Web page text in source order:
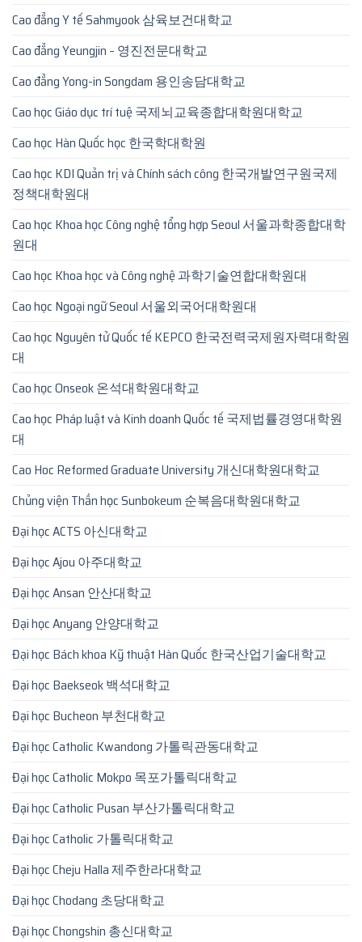
Cao đẳng Y tế Sahmyook 삼육보건대학교
Cao đẳng Yeungjin – 영진전문대학교
Cao đẳng Yong-in Songdam 용인송담대학교
Cao học Giáo dục trí tuệ 국제뇌교육종합대학원대학교
Cao học Hàn Quốc học 한국학대학원
Cao học KDI Quản trị và Chính sách công 한국개발연구원국제
정책대학원대
Cao học Khoa học Công nghệ tổng hợp Seoul 서울과학종합대학
원대
Cao học Khoa học và Công nghệ 과학기술연합대학원대
Cao học Ngoại ngữ Seoul 서울외국어대학원대
Cao học Nguyên tử Quốc tế KEPCO 한국전력국제원자력대학원
대
Cao học Onseok 온석대학원대학교
Cao học Pháp luật và Kinh doanh Quốc tế 국제법률경영대학원
대
Cao Hoc Reformed Graduate University 개신대학원대학교
Chủng viện Thần học Sunbokeum 순복음대학원대학교
Đại học ACTS 아신대학교
Đại học Ajou 아주대학교
Đại học Ansan 안산대학교
Đại học Anyang 안양대학교
Đại học Bách khoa Kỹ thuật Hàn Quốc 한국산업기술대학교
Đại học Baekseok 백석대학교
Đại học Bucheon 부천대학교
Đại học Catholic Kwandong 가톨릭관동대학교
Đại học Catholic Mokpo 목포가톨릭대학교
Đại học Catholic Pusan 부산가톨릭대학교
Đại học Catholic 가톨릭대학교
Đại học Cheju Halla 제주한라대학교
Đại học Chodang 초당대학교
Đại học Chongshin 총신대학교